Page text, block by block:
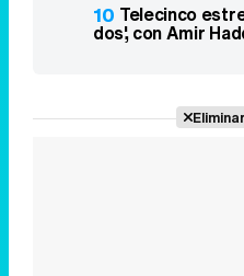
10 Telecinco
dos', con Amir